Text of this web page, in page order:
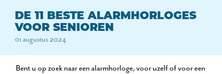
DE 11 BESTE ALARMHORLOGES
VOOR SENIOREN
01 augustus 2024
Bent u op zoek naar een alarmhorloge, voor uzelf of voor een